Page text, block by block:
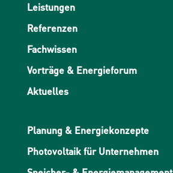
Leistungen
Referenzen
Fachwissen
Vorträge & Energieforum
Aktuelles
Planung & Energiekonzepte
Photovoltaik für Unternehmen